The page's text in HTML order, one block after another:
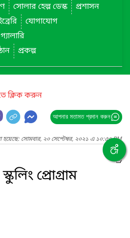
সোলার হেল্প ডেস্ক
প্রশাসন
যোগাযোগ
গ্যালারি
প্রকল্প
ক্লিক করুন
আপনার মতামত প্রদান করুন
হয়েছে: সোমবার, ২০ সেপ্টেম্বর, ২০২১ এ ১০:৫৩ PM
প্রোগ্রাম